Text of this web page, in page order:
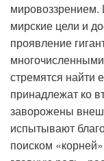
мировоззрением.
мирские цели и
проявление
стремятся найти
принадлежат ко
заворожены
испытывают
поиском